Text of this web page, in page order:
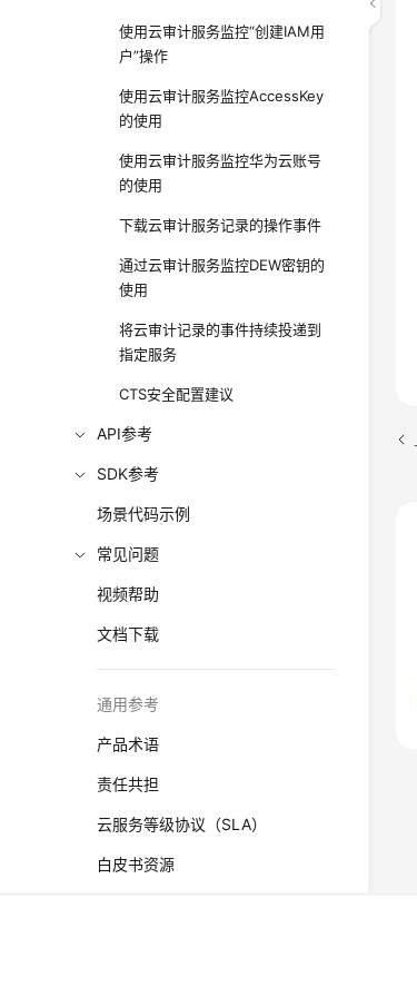
使用云审计服务监控“创建IAM用
户”操作
使用云审计服务监控AccessKey
的使用
使用云审计服务监控华为云账号
的使用
下载云审计服务记录的操作事件
通过云审计服务监控DEW密钥的
使用
将云审计记录的事件持续投递到
指定服务
CTS安全配置建议
API参考
SDK参考
场景代码示例
常见问题
视频帮助
文档下载
通用参考
产品术语
责任共担
云服务等级协议（SLA）
白皮书资源